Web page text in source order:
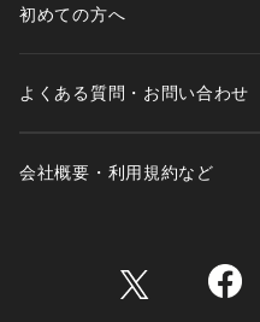
初めての方へ
よくある質問・お問い合わせ
会社概要・利用規約など